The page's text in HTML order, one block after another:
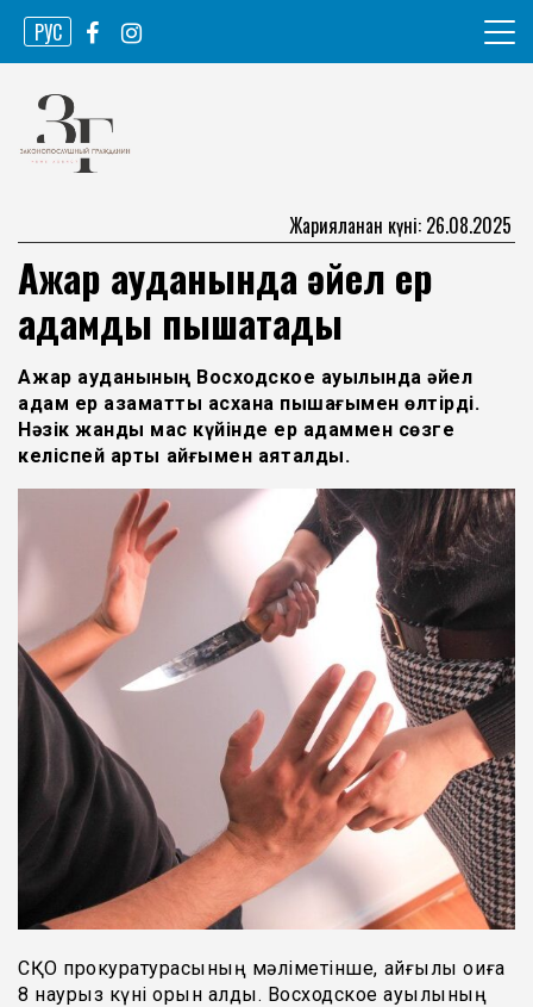
Skip
content
РУС
Законопослушный гражданин
Жарияланған күні: 26.08.2025
Ақжар ауданында әйел ер
адамды пышақтады
Ақжар ауданының Восходское ауылында әйел
адам ер азаматты асхана пышағымен өлтірді.
Нәзік жанды мас күйінде ер адаммен сөзге
келіспей арты қайғымен аяқталды.
СҚО прокуратурасының мәліметінше, қайғылы оқиға
8 наурыз күні орын алды. Восходское ауылының